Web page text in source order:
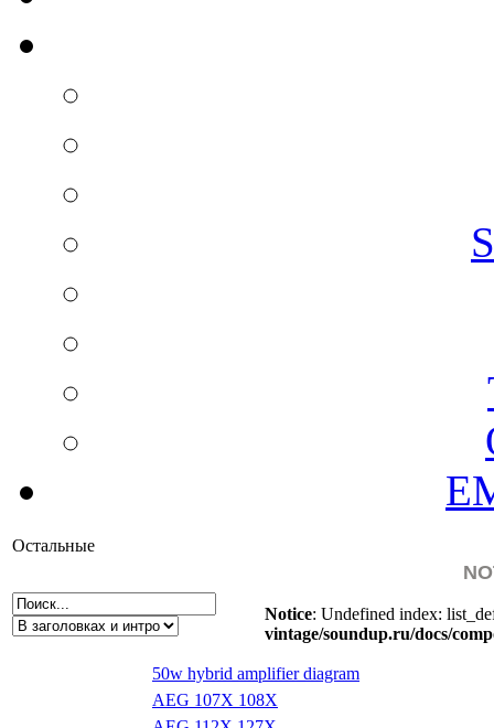
Остальные
Notice: Undefined index:
vintage/soundup.ru/docs/
50w hybrid amplifier diagram
AEG 107X 108X